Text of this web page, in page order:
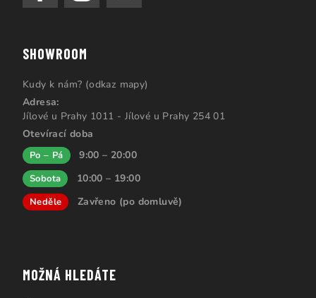
SHOWROOM
Kudy k nám? (odkaz mapy)
Adresa:
Jílové u Prahy 1011 - Jílové u Prahy 254 01
Otevírací doba
Po – Pá 9:00 – 20:00
Sobota 10:00 – 19:00
Neděle Zavřeno (po domluvě)
MOŽNÁ HLEDÁTE